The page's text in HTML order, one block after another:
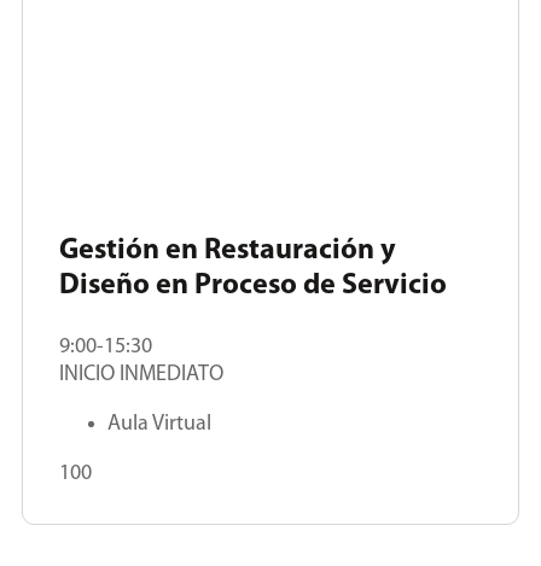
Gestión en Restauración y
Diseño en Proceso de Servicio
9:00-15:30
INICIO INMEDIATO
Aula Virtual
100